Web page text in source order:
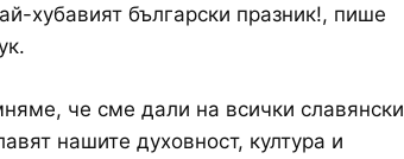
хубавият български празник!, пише
че сме дали на всички славянски
нашите духовност, култура и